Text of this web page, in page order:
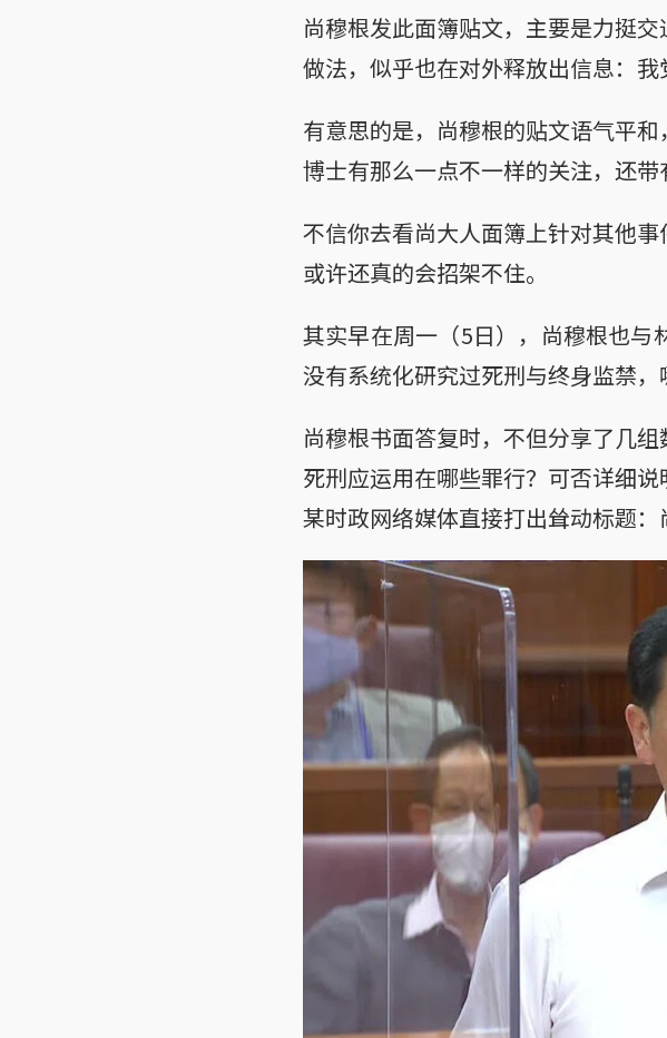
尚穆根发此面簿贴文，主要是力挺
做法，似乎也在对外释放出信息：我
有意思的是，尚穆根的贴文语气
博士有那么一点不一样的关注，还
不信你去看尚大人面簿上针对其他
或许还真的会招架不住。
其实早在周一（5日），尚穆根也与
没有系统化研究过死刑与终身监禁，
尚穆根书面答复时，不但分享了几
死刑应运用在哪些罪行？可否详细
某时政网络媒体直接打出耸动标题：